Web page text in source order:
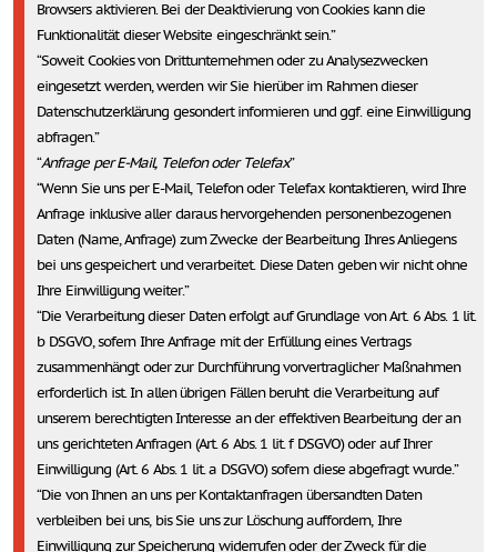
Browsers aktivieren. Bei der Deaktivierung von Cookies kann die
Funktionalität dieser Website eingeschränkt sein.
Soweit Cookies von Drittunternehmen oder zu Analysezwecken
eingesetzt werden, werden wir Sie hierüber im Rahmen dieser
Datenschutzerklärung gesondert informieren und ggf. eine Einwilligung
abfragen.
Anfrage per E-Mail, Telefon oder Telefax
Wenn Sie uns per E-Mail, Telefon oder Telefax kontaktieren, wird Ihre
Anfrage inklusive aller daraus hervorgehenden personenbezogenen
Daten (Name, Anfrage) zum Zwecke der Bearbeitung Ihres Anliegens
bei uns gespeichert und verarbeitet. Diese Daten geben wir nicht ohne
Ihre Einwilligung weiter.
Die Verarbeitung dieser Daten erfolgt auf Grundlage von Art. 6 Abs. 1 lit.
b DSGVO, sofern Ihre Anfrage mit der Erfüllung eines Vertrags
zusammenhängt oder zur Durchführung vorvertraglicher Maßnahmen
erforderlich ist. In allen übrigen Fällen beruht die Verarbeitung auf
unserem berechtigten Interesse an der effektiven Bearbeitung der an
uns gerichteten Anfragen (Art. 6 Abs. 1 lit. f DSGVO) oder auf Ihrer
Einwilligung (Art. 6 Abs. 1 lit. a DSGVO) sofern diese abgefragt wurde.
Die von Ihnen an uns per Kontaktanfragen übersandten Daten
verbleiben bei uns, bis Sie uns zur Löschung auffordern, Ihre
Einwilligung zur Speicherung widerrufen oder der Zweck für die